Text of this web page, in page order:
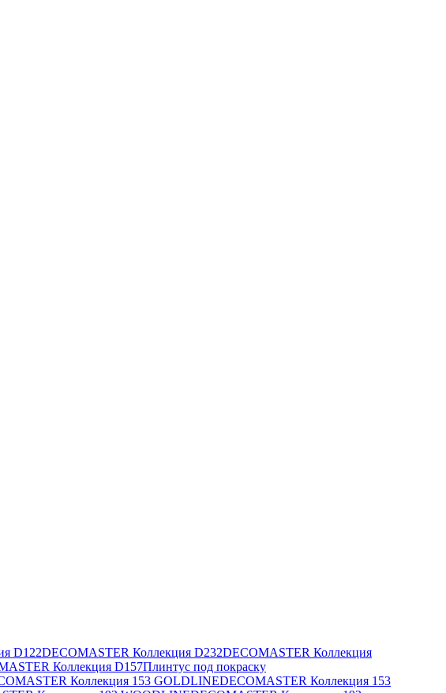
D122DECOMASTER Коллекция D232DECOMASTER Коллекция
Коллекция D157Плинтус под покраску
Коллекция 153 GOLDLINEDECOMASTER Коллекция 153